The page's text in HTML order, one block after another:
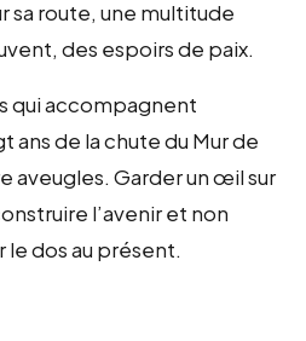
sa route, une multitude
des espoirs de paix.
qui accompagnent
de la chute du Mur de
aveugles. Garder un œil sur
l’avenir et non
dos au présent.